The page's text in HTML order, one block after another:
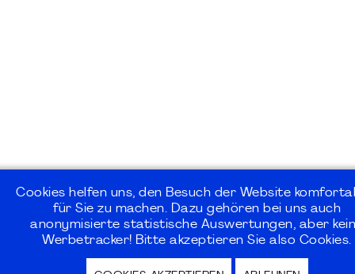
Cookies helfen uns, den Besuch der Website
für Sie zu machen. Dazu gehören bei uns auch
anonymisierte statistische Auswertungen, aber
Werbetracker! Bitte akzeptieren Sie also Cookies.